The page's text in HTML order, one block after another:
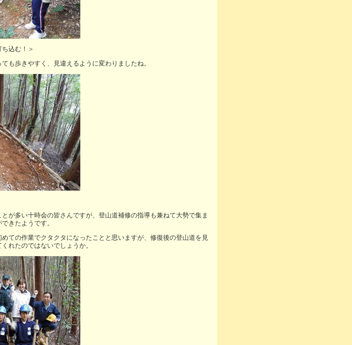
込む！＞
も歩きやすく、見違えるように変わりましたね。
が多い十時会の皆さんですが、登山道補修の指導も兼ねて大勢で集ま
きたようです。
ての作業でクタクタになったことと思いますが、修復後の登山道を見
れたのではないでしょうか。